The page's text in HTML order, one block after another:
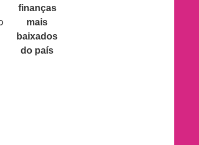
finanças
mais
baixados
do país